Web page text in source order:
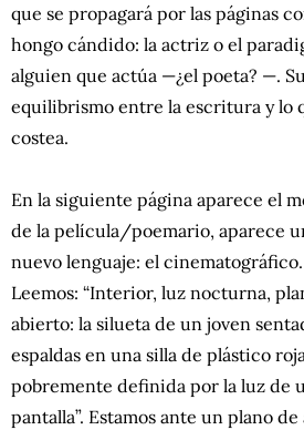
que se propagará por las páginas
hongo cándido: la actriz o el
alguien que actúa —¿el poeta? —.
equilibrismo entre la escritura y lo
costea.
En la siguiente página aparece el
de la película/poemario, aparece
nuevo lenguaje: el cinematográfico.
Leemos: “Interior, luz nocturna,
abierto: la silueta de un joven
espaldas en una silla de plástico
pobremente definida por la luz de
pantalla”. Estamos ante un plano